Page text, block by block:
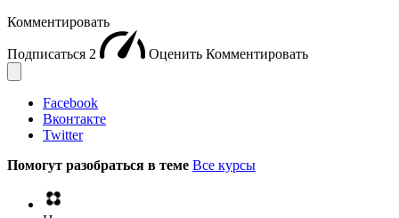
Комментировать
Подписаться 2 Оценить Комментировать
Facebook
Вконтакте
Twitter
Помогут разобраться в теме Все курсы